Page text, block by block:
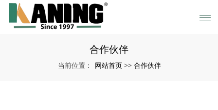
合作伙伴
当前位置： 网站首页 >> 合作伙伴